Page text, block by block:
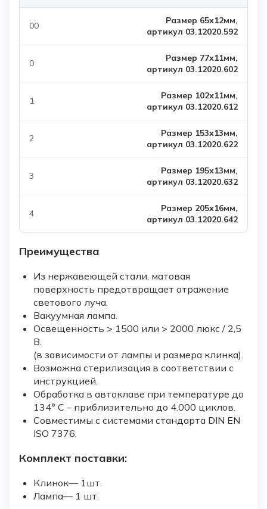
Размер 65х12мм,
артикул 03.12020.592
Размер 77х11мм,
артикул 03.12020.602
Размер 102х11мм,
артикул 03.12020.612
Размер 153х13мм,
артикул 03.12020.622
Размер 195х13мм,
артикул 03.12020.632
Размер 205х16мм,
артикул 03.12020.642
Преимущества
Из нержавеющей стали, матовая
поверхность предотвращает отражение
светового луча.
Вакуумная лампа.
Освещенность > 1500 или > 2000 люкс / 2,5
B.
(в зависимости от лампы и размера клинка).
Возможна стерилизация в соответствии с
инструкцией.
Обработка в автоклаве при температуре до
134° C – приблизительно до 4.000 циклов.
Совместимы с системами стандарта DIN EN
ISO 7376.
Комплект поставки:
Клинок— 1шт.
Лампа— 1 шт.